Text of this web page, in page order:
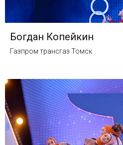
Богдан Копейкин
Газпром трансгаз Томск